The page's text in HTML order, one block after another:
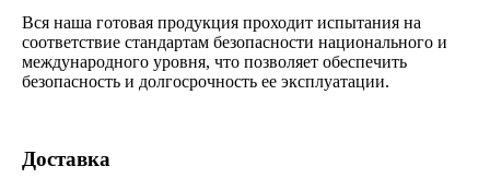
Вся наша готовая продукция проходит испытания на
соответствие стандартам безопасности национального и
международного уровня, что позволяет обеспечить
безопасность и долгосрочность ее эксплуатации.
Доставка